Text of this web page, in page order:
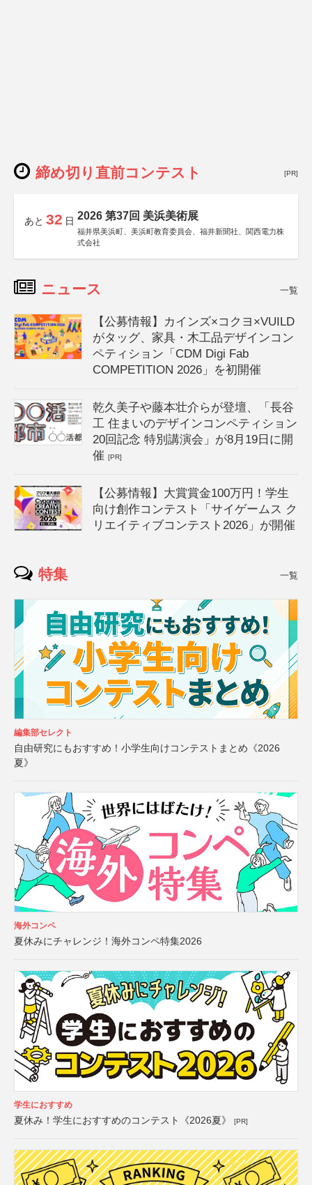
締め切り直前コンテスト [PR]
あと 32 日 2026 第37回 美浜美術展
福井県美浜町、美浜町教育委員会、福井新聞社、関西電力株
式会社
ニュース 一覧
【公募情報】カインズ×コクヨ×VUILD
がタッグ、家具・木工品デザインコン
ペティション「CDM Digi Fab
COMPETITION 2026」を初開催
乾久美子や藤本壮介らが登壇、「長谷
工 住まいのデザインコンペティション
20回記念 特別講演会」が8月19日に開
催[PR]
【公募情報】大賞賞金100万円！学生
向け創作コンテスト「サイゲームス ク
リエイティブコンテスト2026」が開催
特集 一覧
編集部セレクト
自由研究にもおすすめ！小学生向けコンテストまとめ《2026
夏》
海外コンペ
夏休みにチャレンジ！海外コンペ特集2026
学生におすすめ
夏休み！学生におすすめのコンテスト《2026夏》 [PR]